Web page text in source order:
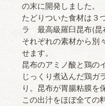
の末に開発しました。
たどりついた食材は
ラ 最高級羅臼昆布(昆
それぞれの素材から別
せます。
昆布のアミノ酸と鶏の
じっくり煮込んだ鶏ガ
り。昆布が胃腸粘膜を
この出汁をほぼ全ての